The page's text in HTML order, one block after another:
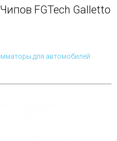
FGTech Galletto
для автомобилей